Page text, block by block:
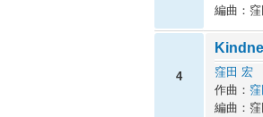
編曲：
4
窪田 宏
作曲：
編曲：